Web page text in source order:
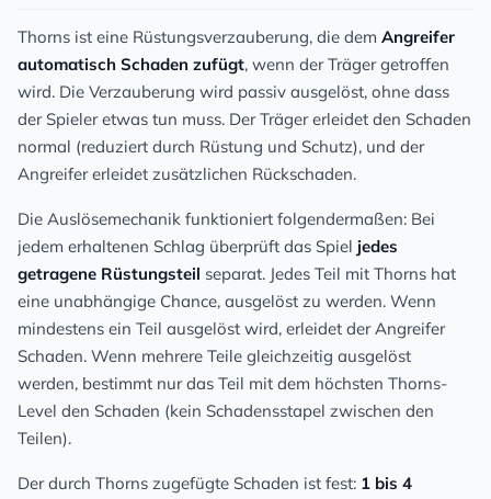
Thorns ist eine Rüstungsverzauberung, die dem Angreifer
automatisch Schaden zufügt, wenn der Träger getroffen
wird. Die Verzauberung wird passiv ausgelöst, ohne dass
der Spieler etwas tun muss. Der Träger erleidet den Schaden
normal (reduziert durch Rüstung und Schutz), und der
Angreifer erleidet zusätzlichen Rückschaden.
Die Auslösemechanik funktioniert folgendermaßen: Bei
jedem erhaltenen Schlag überprüft das Spiel jedes
getragene Rüstungsteil separat. Jedes Teil mit Thorns hat
eine unabhängige Chance, ausgelöst zu werden. Wenn
mindestens ein Teil ausgelöst wird, erleidet der Angreifer
Schaden. Wenn mehrere Teile gleichzeitig ausgelöst
werden, bestimmt nur das Teil mit dem höchsten Thorns-
Level den Schaden (kein Schadensstapel zwischen den
Teilen).
Der durch Thorns zugefügte Schaden ist fest: 1 bis 4